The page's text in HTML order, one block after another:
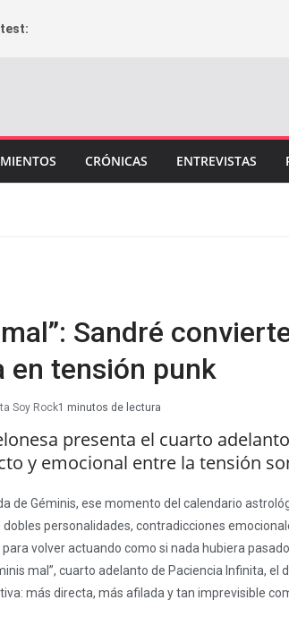
CRÓNICAS ENTREVISTAS
Sandré
en tensión punk
Soy Rock1 minutos de lectura
presenta el cuarto
y emocional entre la tensión
de Géminis, ese momento del calendario
personalidades, contradicciones
volver actuando como si nada hubiera
mal”, cuarto adelanto de Paciencia Infinita, el
más directa, más afilada y tan imprevisible